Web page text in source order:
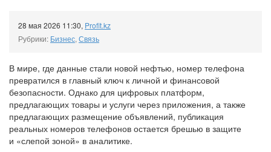
28 мая 2026 11:30, Profit.kz
Рубрики: Бизнес, Связь
В мире, где данные стали новой нефтью, номер телефона
превратился в главный ключ к личной и финансовой
безопасности. Однако для цифровых платформ,
предлагающих товары и услуги через приложения, а также
предлагающих размещение объявлений, публикация
реальных номеров телефонов остается брешью в защите
и «слепой зоной» в аналитике.